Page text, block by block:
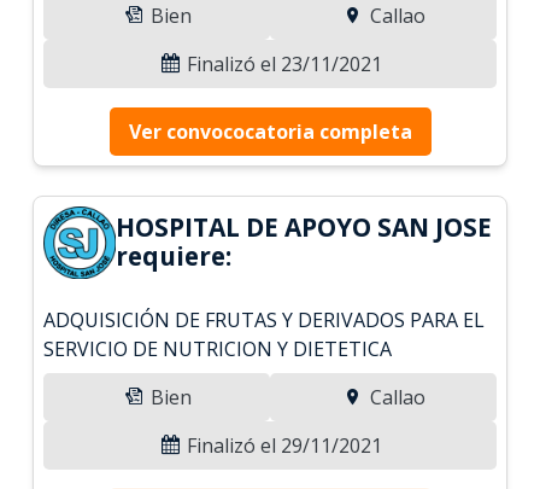
Bien
Callao
Finalizó el 23/11/2021
Ver convococatoria completa
HOSPITAL DE APOYO SAN JOSE
requiere:
ADQUISICIÓN DE FRUTAS Y DERIVADOS PARA EL
SERVICIO DE NUTRICION Y DIETETICA
Bien
Callao
Finalizó el 29/11/2021